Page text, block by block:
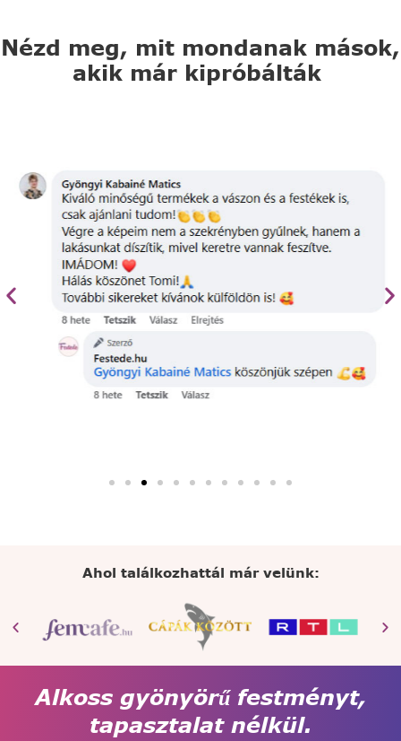
Nézd meg, mit mondanak mások,
akik már kipróbálták
Ahol találkozhattál már velünk:
Alkoss gyönyörű festményt,
tapasztalat nélkül.